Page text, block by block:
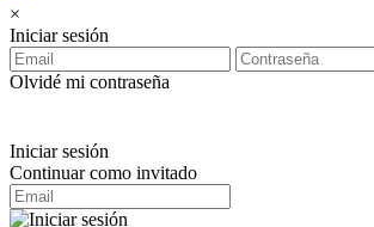
×
Iniciar sesión
Olvidé mi contraseña
Iniciar sesión
Continuar como invitado